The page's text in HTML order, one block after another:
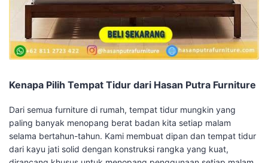
Kenapa Pilih Tempat Tidur dari Hasan Putra Furniture
Dari semua furniture di rumah, tempat tidur mungkin yang
paling banyak menopang berat badan kita setiap malam
selama bertahun-tahun. Kami membuat dipan dan tempat tidur
dari kayu jati solid dengan konstruksi rangka yang kuat,